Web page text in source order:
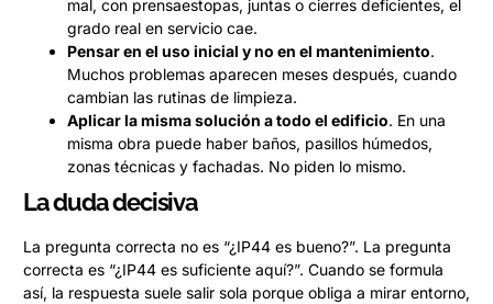
mal, con prensaestopas, juntas o cierres deficientes, el
grado real en servicio cae.
Pensar en el uso inicial y no en el mantenimiento.
Muchos problemas aparecen meses después, cuando
cambian las rutinas de limpieza.
Aplicar la misma solución a todo el edificio. En una
misma obra puede haber baños, pasillos húmedos,
zonas técnicas y fachadas. No piden lo mismo.
La duda decisiva
La pregunta correcta no es “¿IP44 es bueno?”. La pregunta
correcta es “¿IP44 es suficiente aquí?”. Cuando se formula
así, la respuesta suele salir sola porque obliga a mirar entorno,